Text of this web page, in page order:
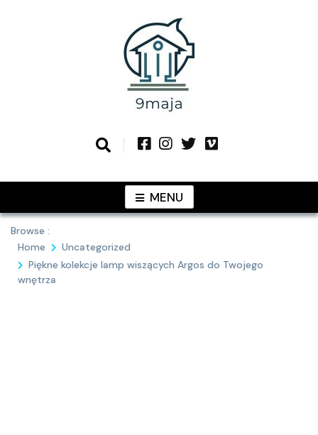
9MAJApomysłami
MENU
Browse :
Home
Uncategorized
Piękne kolekcje lamp wiszących Argos do Twojego
wnętrza